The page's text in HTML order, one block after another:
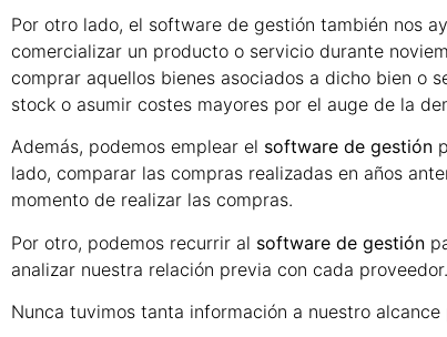
Por otro lado, el software de gestión también nos
comercializar un producto o servicio durante
comprar aquellos bienes asociados a dicho bien o
stock o asumir costes mayores por el auge de la
Además, podemos emplear el software de gestión
lado, comparar las compras realizadas en años
momento de realizar las compras.
Por otro, podemos recurrir al software de gestión
analizar nuestra relación previa con cada proveedor.
Nunca tuvimos tanta información a nuestro alcance